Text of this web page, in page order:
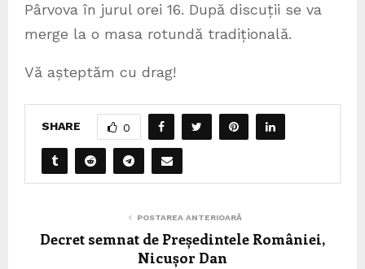
Pârvova în jurul orei 16. După discuții se va
merge la o masa rotundă tradițională.
Vă așteptăm cu drag!
SHARE 0
POSTAREA ANTERIOARĂ
Decret semnat de Președintele României,
Nicușor Dan